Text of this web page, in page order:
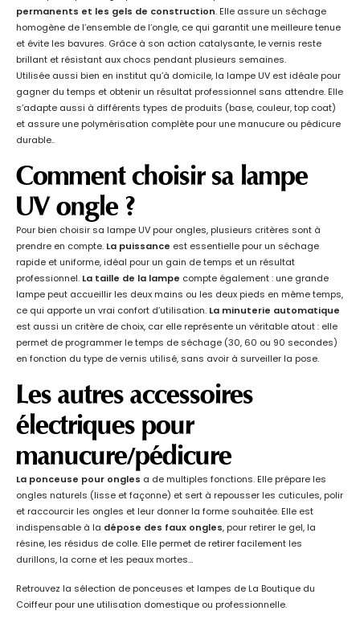
permanents et les gels de construction. Elle assure un séchage
homogène de l’ensemble de l’ongle, ce qui garantit une meilleure tenue
et évite les bavures. Grâce à son action catalysante, le vernis reste
brillant et résistant aux chocs pendant plusieurs semaines.
Utilisée aussi bien en institut qu’à domicile, la lampe UV est idéale pour
gagner du temps et obtenir un résultat professionnel sans attendre. Elle
s’adapte aussi à différents types de produits (base, couleur, top coat)
et assure une polymérisation complète pour une manucure ou pédicure
durable..
Comment choisir sa lampe
UV ongle ?
Pour bien choisir sa lampe UV pour ongles, plusieurs critères sont à
prendre en compte. La puissance est essentielle pour un séchage
rapide et uniforme, idéal pour un gain de temps et un résultat
professionnel. La taille de la lampe compte également : une grande
lampe peut accueillir les deux mains ou les deux pieds en même temps,
ce qui apporte un vrai confort d’utilisation. La minuterie automatique
est aussi un critère de choix, car elle représente un véritable atout : elle
permet de programmer le temps de séchage (30, 60 ou 90 secondes)
en fonction du type de vernis utilisé, sans avoir à surveiller la pose.
Les autres accessoires
électriques pour
manucure/pédicure
La ponceuse pour ongles a de multiples fonctions. Elle prépare les
ongles naturels (lisse et façonne) et sert à repousser les cuticules, polir
et raccourcir les ongles et leur donner la forme souhaitée. Elle est
indispensable à la dépose des faux ongles, pour retirer le gel, la
résine, les résidus de colle. Elle permet de retirer facilement les
durillons, la corne et les peaux mortes…
Retrouvez la sélection de ponceuses et lampes de La Boutique du
Coiffeur pour une utilisation domestique ou professionnelle.